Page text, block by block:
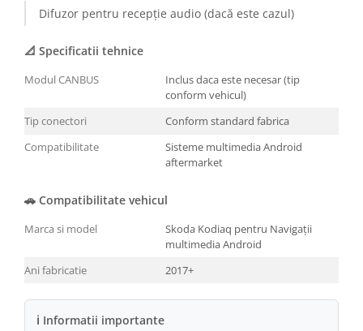
Conectică Volkswagen
Conectică Renault
Difuzor pentru recepție audio (dacă este cazul)
📐 Specificatii tehnice
Modul CANBUS
Inclus daca este necesar (tip
conform vehicul)
Tip conectori
Conform standard fabrica
Compatibilitate
Sisteme multimedia Android
aftermarket
🚗 Compatibilitate vehicul
Marca si model
Skoda Kodiaq pentru Navigații
multimedia Android
Ani fabricatie
2017+
ℹ Informatii importante